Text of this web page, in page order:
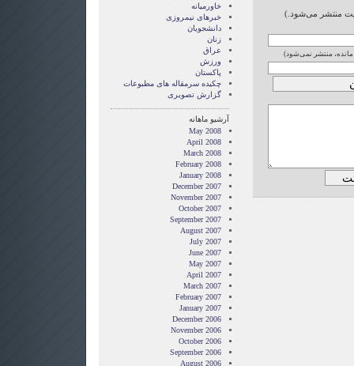
منتشر می‌شود.)
مانده، منتشر نمی‌شود)
خاورمیانه
خبرهای نیمروزی
دانشجویان
زنان
عراق
ورزش
پاکستان
چکیده سرمقاله های مطبوعات
گزارش تصويری
آرشیو ماهانه
May 2008
April 2008
March 2008
February 2008
January 2008
December 2007
November 2007
October 2007
September 2007
August 2007
July 2007
June 2007
May 2007
April 2007
March 2007
February 2007
January 2007
December 2006
November 2006
October 2006
September 2006
August 2006